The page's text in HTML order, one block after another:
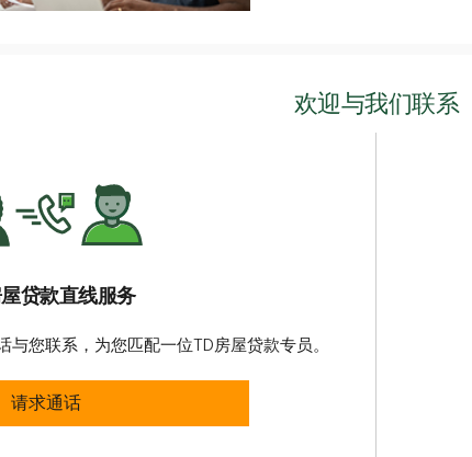
欢迎与我们联系
贷款直线服务
您联系，为您匹配一位TD房屋贷款专员。
安全
请求通话